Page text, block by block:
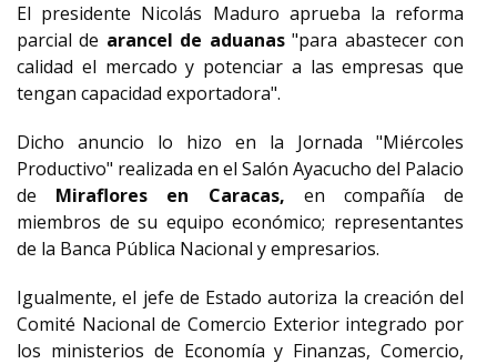
El presidente Nicolás Maduro aprueba la reforma
parcial de arancel de aduanas"para abastecer con
calidad el mercado y potenciar a las empresas que
tengan capacidad exportadora".
Dicho anuncio lo hizo en la Jornada "Miércoles
Productivo" realizada en el Salón Ayacucho del Palacio
de Miraflores en Caracas, en compañía de
miembros de su equipo económico; representantes
de la Banca Pública Nacional y empresarios.
Igualmente, el jefe de Estado autoriza la creación del
Comité Nacional de Comercio Exterior integrado por
los ministerios de Economía y Finanzas, Comercio,